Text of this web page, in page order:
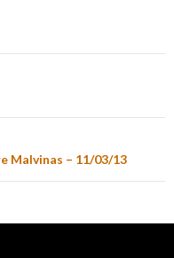
Malvinas – 11/03/13